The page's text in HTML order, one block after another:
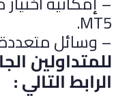
MT5.
– وسائل
للمتداولين
الرابط التالي: